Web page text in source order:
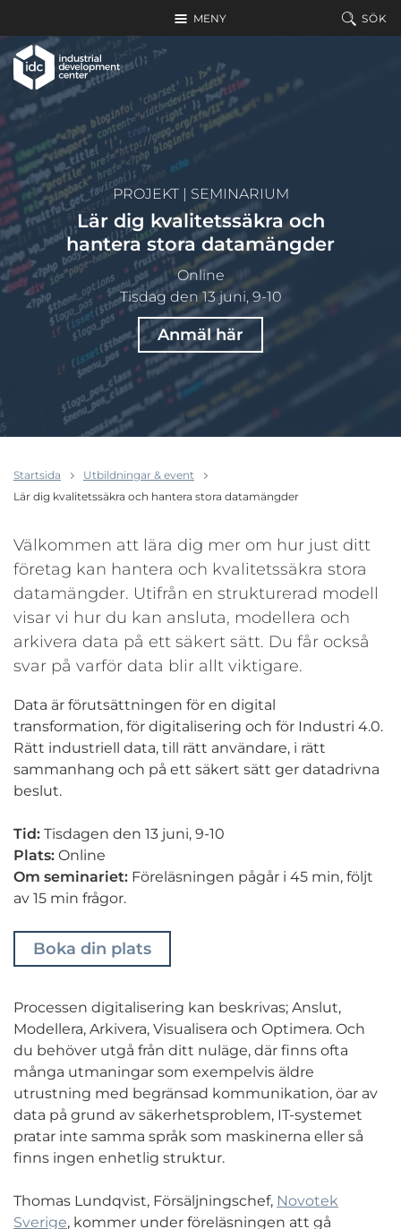
MENY SÖK
PROJEKT| SEMINARIUM
Lär dig kvalitetssäkra och
hantera stora datamängder
Online
Tisdag den 13 juni, 9-10
Anmäl här
Startsida
Utbildningar & event
Lär dig kvalitetssäkra och hantera stora datamängder
Välkommen att lära dig mer om hur just ditt
företag kan hantera och kvalitetssäkra stora
datamängder. Utifrån en strukturerad modell
visar vi hur du kan ansluta, modellera och
arkivera data på ett säkert sätt. Du får också
svar på varför data blir allt viktigare.
Data är förutsättningen för en digital
transformation, för digitalisering och för Industri 4.0.
Rätt industriell data, till rätt användare, i rätt
sammanhang och på ett säkert sätt ger datadrivna
beslut.
Tid: Tisdagen den 13 juni, 9-10
Plats: Online
Om seminariet: Föreläsningen pågår i 45 min, följt
av 15 min frågor.
Boka din plats
Processen digitalisering kan beskrivas; Anslut,
Modellera, Arkivera, Visualisera och Optimera. Och
du behöver utgå från ditt nuläge, där finns ofta
många utmaningar som exempelvis äldre
utrustning med begränsad kommunikation, öar av
data på grund av säkerhetsproblem, IT-systemet
pratar inte samma språk som maskinerna eller så
finns ingen enhetlig struktur.
Thomas Lundqvist, Försäljningschef, Novotek
Sverige, kommer under föreläsningen att gå